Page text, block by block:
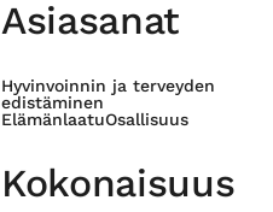
Asiasanat
Hyvinvoinnin ja terveyden
edistäminen
ElämänlaatuOsallisuus
Kokonaisuus